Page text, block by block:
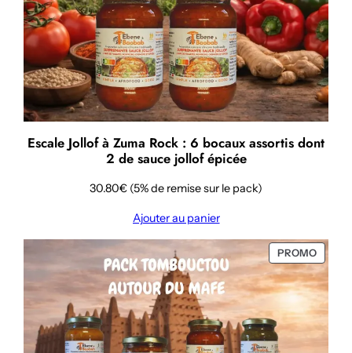
Escale Jollof à Zuma Rock : 6 bocaux assortis dont
2 de sauce jollof épicée
30.80€ (5% de remise sur le pack)
Ajouter au panier
PROMO
EN